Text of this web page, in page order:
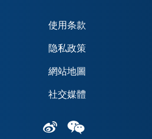
使用条款
隐私政策
網站地圖
社交媒體